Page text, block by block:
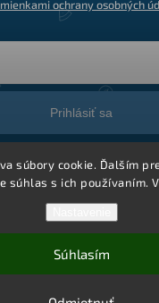
súbory cookie. Ďalším
súhlas s ich používaním.
Súhlasím
ochrany osobných
Prihlásiť sa
Vytvoril Shoptet